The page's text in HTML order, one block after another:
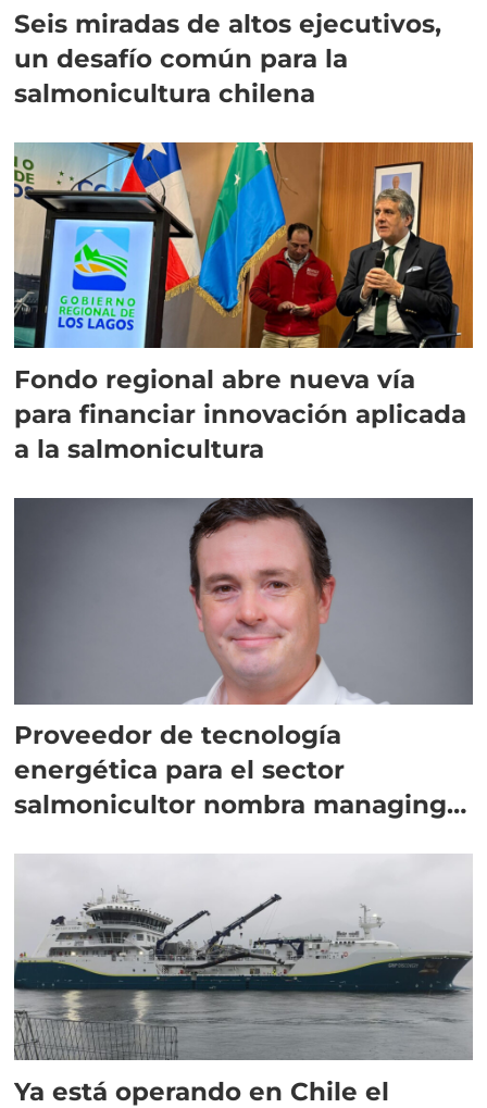
Seis miradas de altos ejecutivos,
un desafío común para la
salmonicultura chilena
Fondo regional abre nueva vía
para financiar innovación aplicada
a la salmonicultura
Proveedor de tecnología
energética para el sector
salmonicultor nombra managing
Ya está operando en Chile el